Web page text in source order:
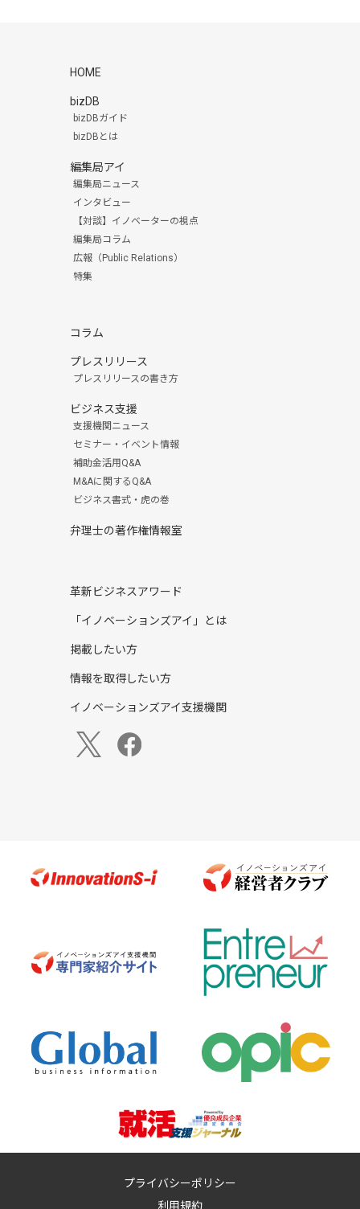
HOME
bizDB
bizDBガイド
bizDBとは
編集局アイ
編集局ニュース
インタビュー
【対談】イノベーターの視点
編集局コラム
広報（Public Relations）
特集
コラム
プレスリリース
プレスリリースの書き方
ビジネス支援
支援機関ニュース
セミナー・イベント情報
補助金活用Q&A
M&Aに関するQ&A
ビジネス書式・虎の巻
弁理士の著作権情報室
革新ビジネスアワード
「イノベーションズアイ」とは
掲載したい方
情報を取得したい方
イノベーションズアイ支援機関
プライバシーポリシー
利用規約